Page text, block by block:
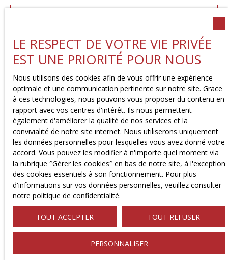
J'accepte le traitement de mes données personnelles
conformément au RGPD. Si vous ne souhaitez pas faire
téléphonique, vous pouvez vous inscrire gratuitement
sur la liste d'opposition au démarchage téléphonique,
prévu par l'article L223-1 du code de la consommation,
sur le site Internet www.bloctel.gouv.fr ou par courrier
adressé à :
Société Worldline, Service Bloctel, CS 61311, 41013
BLOIS CEDEX.
Pour en savoir plus sur le traitement de vos données
personnelles, veuillez consulter notrepolitique de
confidentialité.
LE RESPECT DE VOTRE VIE PRIVÉE
EST UNE PRIORITÉ POUR NOUS
Nous utilisons des cookies afin de vous offrir une expérience
optimale et une communication pertinente sur notre site. Grace
à ces technologies, nous pouvons vous proposer du contenu en
rapport avec vos centres d'intérêt. Ils nous permettent
également d'améliorer la qualité de nos services et la
convivialité de notre site internet. Nous utiliserons uniquement
les données personnelles pour lesquelles vous avez donné votre
accord. Vous pouvez les modifier à n'importe quel moment via
la rubrique ″Gérer les cookies″ en bas de notre site, à l'exception
des cookies essentiels à son fonctionnement. Pour plus
d'informations sur vos données personnelles, veuillez consulter
notre politique de confidentialité.
TOUT ACCEPTER TOUT REFUSER
PERSONNALISER